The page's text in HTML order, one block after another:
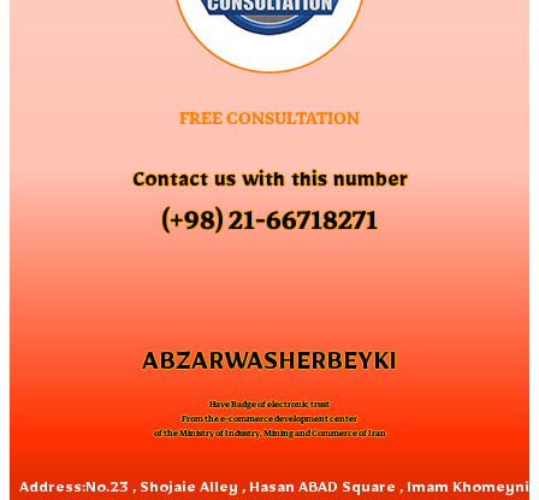
FREE CONSULTATION
Contact us with this number
(+98) 21-66718271
ABZARWASHERBEYKI
Have Badge of electronic trust
From the e-commerce development center
of the Ministry of Industry, Mining and Commerce of Iran
Address:No.23 , Shojaie Alley , Hasan ABAD Square , Imam Khomeyni